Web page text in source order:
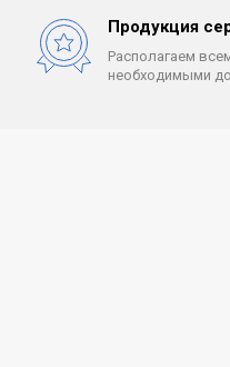
Продукция
Располагаем
необходимыми